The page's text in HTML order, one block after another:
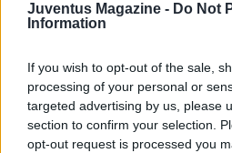
Juventus Magazine - Do Not
Information
If you wish to opt-out of the sale,
processing of your personal or
targeted advertising by us, please
section to confirm your selection.
opt-out request is processed you
Moenchengladbach nella terza
City che ha battuto 2-1 in rimonta il
con costanza senza mai però